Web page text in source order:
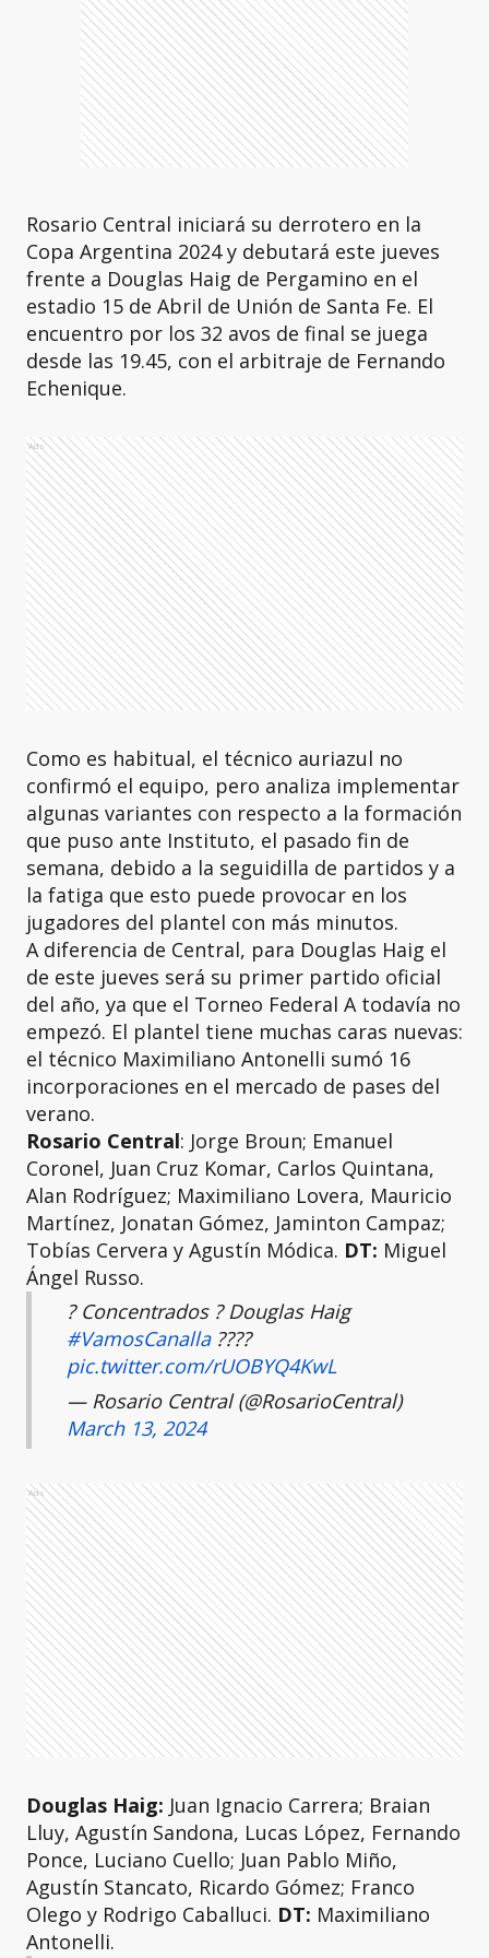
Rosario Central iniciará su derrotero en la
Copa Argentina 2024 y debutará este jueves
frente a Douglas Haig de Pergamino en el
estadio 15 de Abril de Unión de Santa Fe. El
encuentro por los 32 avos de final se juega
desde las 19.45, con el arbitraje de Fernando
Echenique.
Ads
Como es habitual, el técnico auriazul no
confirmó el equipo, pero analiza implementar
algunas variantes con respecto a la formación
que puso ante Instituto, el pasado fin de
semana, debido a la seguidilla de partidos y a
la fatiga que esto puede provocar en los
jugadores del plantel con más minutos.
A diferencia de Central, para Douglas Haig el
de este jueves será su primer partido oficial
del año, ya que el Torneo Federal A todavía no
empezó. El plantel tiene muchas caras nuevas:
el técnico Maximiliano Antonelli sumó 16
incorporaciones en el mercado de pases del
verano.
Rosario Central: Jorge Broun; Emanuel
Coronel, Juan Cruz Komar, Carlos Quintana,
Alan Rodríguez; Maximiliano Lovera, Mauricio
Martínez, Jonatan Gómez, Jaminton Campaz;
Tobías Cervera y Agustín Módica. DT: Miguel
Ángel Russo.
? Concentrados ?️ Douglas Haig
#VamosCanalla????
pic.twitter.com/rUOBYQ4KwL
— Rosario Central (@RosarioCentral)
March 13, 2024
Ads
Douglas Haig: Juan Ignacio Carrera; Braian
Lluy, Agustín Sandona, Lucas López, Fernando
Ponce, Luciano Cuello; Juan Pablo Miño,
Agustín Stancato, Ricardo Gómez; Franco
Olego y Rodrigo Caballuci. DT: Maximiliano
Antonelli.